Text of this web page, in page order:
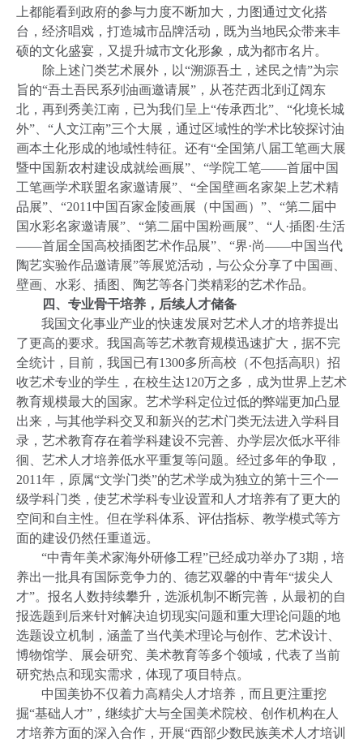
上都能看到政府的参与力度不断加大，力图通过文化搭
台，经济唱戏，打造城市品牌活动，既为当地民众带来丰
硕的文化盛宴，又提升城市文化形象，成为都市名片。
除上述门类艺术展外，以“溯源吾土，述民之情”为宗
旨的“吾土吾民系列油画邀请展”，从苍茫西北到辽阔东
北，再到秀美江南，已为我们呈上“传承西北”、“化境长城
外”、“人文江南”三个大展，通过区域性的学术比较探讨油
画本土化形成的地域性特征。还有“全国第八届工笔画大展
暨中国新农村建设成就绘画展”、“学院工笔——首届中国
工笔画学术联盟名家邀请展”、“全国壁画名家架上艺术精
品展”、“2011 中国百家金陵画展（中国画）”、“第二届中
国水彩名家邀请展”、“第二届中国粉画展”、“人·插图·生活
——首届全国高校插图艺术作品展”、“界·尚——中国当代
陶艺实验作品邀请展”等展览活动，与公众分享了中国画、
壁画、水彩、插图、陶艺等各门类精彩的艺术作品。
四、专业骨干培养，后续人才储备
我国文化事业产业的快速发展对艺术人才的培养提出
了更高的要求。我国高等艺术教育规模迅速扩大，据不完
全统计，目前，我国已有1300多所高校（不包括高职）招
收艺术专业的学生，在校生达120万之多，成为世界上艺术
教育规模最大的国家。艺术学科定位过低的弊端更加凸显
出来，与其他学科交叉和新兴的艺术门类无法进入学科目
录，艺术教育存在着学科建设不完善、办学层次低水平徘
徊、艺术人才培养低水平重复等问题。经过多年的争取，
2011年，原属“文学门类”的艺术学成为独立的第十三个一
级学科门类，使艺术学科专业设置和人才培养有了更大的
空间和自主性。但在学科体系、评估指标、教学模式等方
面的建设仍然任重道远。
“中青年美术家海外研修工程”已经成功举办了3期，培
养出一批具有国际竞争力的、德艺双馨的中青年“拔尖人
才”。报名人数持续攀升，选派机制不断完善，从最初的自
报选题到后来针对解决迫切现实问题和重大理论问题的地
选题设立机制，涵盖了当代美术理论与创作、艺术设计、
博物馆学、展会研究、美术教育等多个领域，代表了当前
研究热点和现实需求，体现了项目特点。
中国美协不仅着力高精尖人才培养，而且更注重挖
掘“基础人才”，继续扩大与全国美术院校、创作机构在人
才培养方面的深入合作，开展“西部少数民族美术人才培训